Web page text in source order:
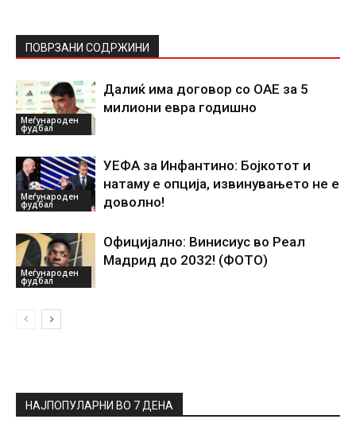
ПОВРЗАНИ СОДРЖИНИ
Меѓународен
фудбал
Далиќ има договор со ОАЕ за 5
милиони евра годишно
Меѓународен
фудбал
УЕФА за Инфантино: Бојкотот и
натаму е опција, извинувањето не е
доволно!
Меѓународен
фудбал
Официјално: Винисиус во Реал
Мадрид до 2032! (ФОТО)
НАЈПОПУЛАРНИ ВО 7 ДЕНА